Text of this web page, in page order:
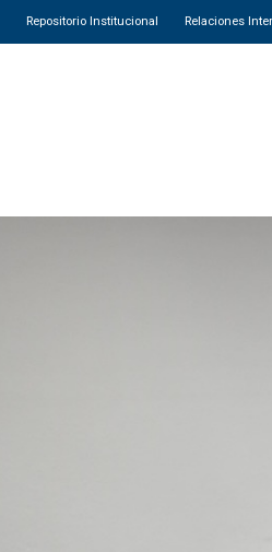
Repositorio Institucional Relaciones